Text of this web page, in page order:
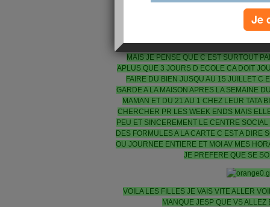
POUR MA MAMIE ELLE SE FAIT OPERER
TUMEUR EVOLUE ET IL FAUT FAIRE TRES
DU BOIS ET TT.............. PR MA FILLE D
MAIS JE PENSE QUE C EST SURTOUT
APLUS QUE 3 JOURS D ECOLE CA DOIT
FAIRE DU BIEN JUSQU AU 15 JUILLET C
GARDE A LA MAISON APRES LA SEMAINE
MAMAN ET DU 21 AU 1 CHEZ LEUR TATA
CHERCHER PR LES WEEK ENDS MAIS
PEU ET SINCEREMENT LE CENTRE
DES FORMULES A LA CARTE C EST A DIRE
OU JOURNEE ENTIERE ET MOI AV MES
JE PREFERE QUE SE
VOILA LES FILLES JE VAIS VITE ALLER
MANQUE JESP QUE VS ALLEZ
Je